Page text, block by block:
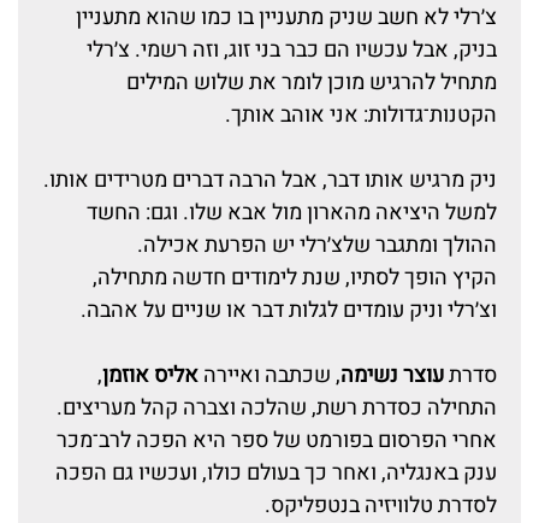
צ׳רלי לא חשב שניק מתעניין בו כמו שהוא מתעניין
בניק, אבל עכשיו הם כבר בני זוג, וזה רשמי. צ׳רלי
מתחיל להרגיש מוכן לומר את שלוש המילים
הקטנות־גדולות: אני אוהב אותך.
ניק מרגיש אותו דבר, אבל הרבה דברים מטרידים אותו.
למשל היציאה מהארון מול אבא שלו. וגם: החשד
ההולך ומתגבר שלצ׳רלי יש הפרעת אכילה.
הקיץ הופך לסתיו, שנת לימודים חדשה מתחילה,
וצ׳רלי וניק עומדים לגלות דבר או שניים על אהבה.
סדרתעוצר נשימה, שכתבה ואיירהאליס אוזמן,
התחילה כסדרת רשת, שהלכה וצברה קהל מעריצים.
אחרי הפרסום בפורמט של ספר היא הפכה לרב־מכר
ענק באנגליה, ואחר כך בעולם כולו, ועכשיו גם הפכה
לסדרת טלוויזיה בנטפליקס.